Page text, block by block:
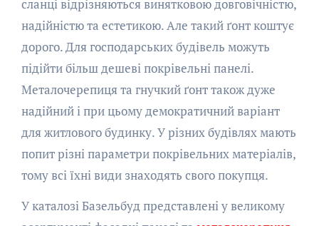
сланці відрізняються винятковою довговічністю,
надійністю та естетикою. Але такий ґонт коштує
дорого. Для господарських будівель можуть
підійти більш дешеві покрівельні панелі.
Металочерепиця та гнучкий ґонт також дуже
надійний і при цьому демократичний варіант
для житлового будинку. У різних будівлях мають
попит різні параметри покрівельних матеріалів,
тому всі їхні види знаходять свого покупця.
У каталозі Базельбуд представлені у великому